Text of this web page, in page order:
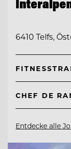
6410 Telfs,
CHEF DE
Entdecke alle